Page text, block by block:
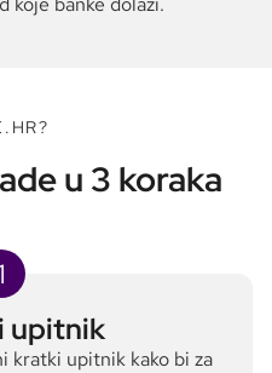
u 3 koraka
upitnik
kratki upitnik kako bi za